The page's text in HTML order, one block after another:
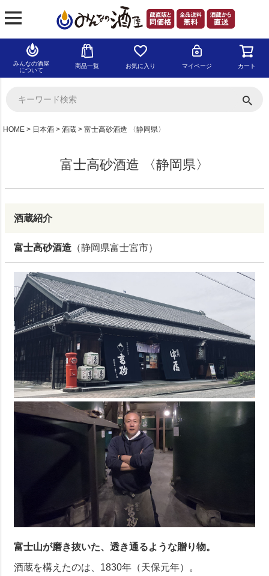
みんなの酒屋
について
商品一覧 お気に入り マイページ カート
HOME 日本酒 酒蔵 富士高砂酒造 〈静岡県〉
富士高砂酒造 〈静岡県〉
酒蔵紹介
富士高砂酒造 （静岡県富士宮市）
富士山が磨き抜いた、透き通るような贈り物。
酒蔵を構えたのは、1830年（天保元年）。